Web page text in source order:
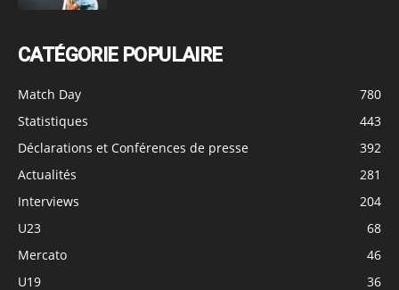
CATÉGORIE POPULAIRE
Match Day
780
Statistiques
443
Déclarations et Conférences de presse
392
Actualités
281
Interviews
204
U23
68
Mercato
46
U19
36